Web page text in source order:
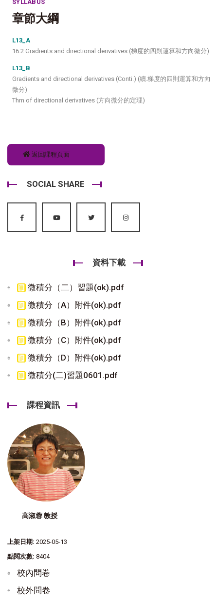
SYLLABUS
章節大綱
L13_A
16.2 Gradients and directional derivatives (梯度的四則運算和方向微分)
L13_B
Gradients and directional derivatives (Conti.) (續.梯度的四則運算和方向
微分)
Thm of directional derivatives (方向微分的定理)
返回課程頁面
SOCIAL SHARE
資料下載
微積分（二）習題(ok).pdf
微積分（A）附件(ok).pdf
微積分（B）附件(ok).pdf
微積分（C）附件(ok).pdf
微積分（D）附件(ok).pdf
微積分(二)習題0601.pdf
課程資訊
高淑蓉 教授
上架日期: 2025-05-13
點閱次數: 8404
校內問卷
校外問卷